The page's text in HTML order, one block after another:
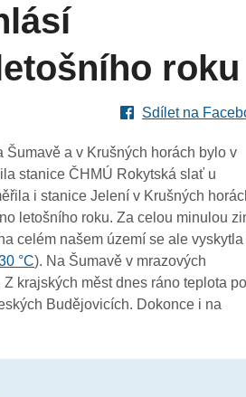
roku
Sdílet na
a v Krušných horách bylo v
stanice ČHMÚ Rokytská slať u
i stanice Jelení v Krušných
letošního roku. Za celou minulou
celém našem území se ale vyskytla
°C). Na Šumavě v mrazových
krajských měst dnes ráno teplota
Budějovicích. Dokonce i na